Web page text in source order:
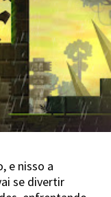
e nisso a
se divertir